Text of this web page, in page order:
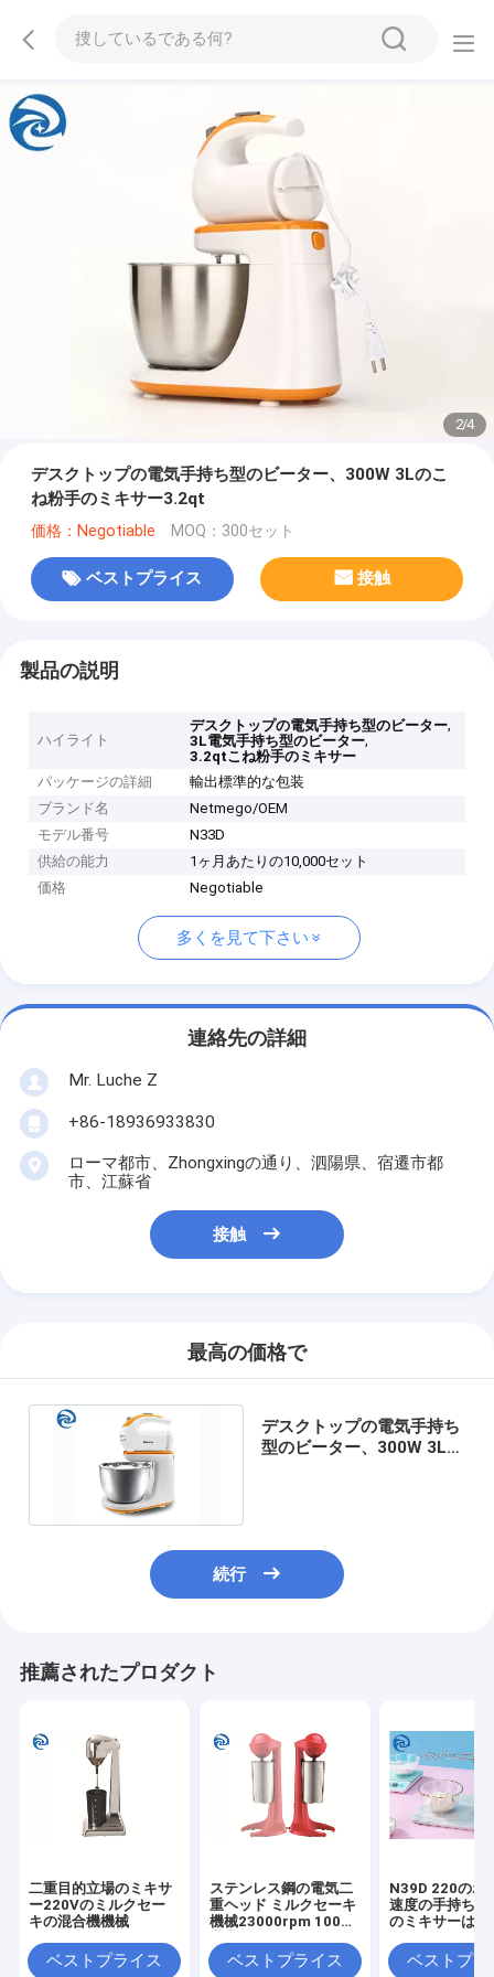
2/4
デスクトップの電気手持ち型のビーター、300W 3Lのこ
ね粉手のミキサー3.2qt
価格：Negotiable MOQ：300セット
ベストプライス 接触
製品の説明
ハイライト
デスクトップの電気手持ち型のビーター,
3L電気手持ち型のビーター,
3.2qtこね粉手のミキサー
パッケージの詳細
輸出標準的な包装
ブランド名
Netmego/OEM
モデル番号
N33D
供給の能力
1ヶ月あたりの10,000セット
価格
Negotiable
多くを見て下さい
連絡先の詳細
Mr. Luche Z
+86-18936933830
ローマ都市、Zhongxingの通り、泗陽県、宿遷市都
市、江蘇省
接触
最高の価格で
デスクトップの電気手持ち
型のビーター、300W 3Lの
続行
推薦されたプロダクト
二重目的立場のミキサ
ー220Vのミルクセー
キの混合機機械
ベストプライス
ステンレス鋼の電気二
重ヘッド ミルクセーキ
機械23000rpm 100W
ベストプライス
N39D 220のボ
速度の手持ち型
のミキサーは卵
ベストプラ